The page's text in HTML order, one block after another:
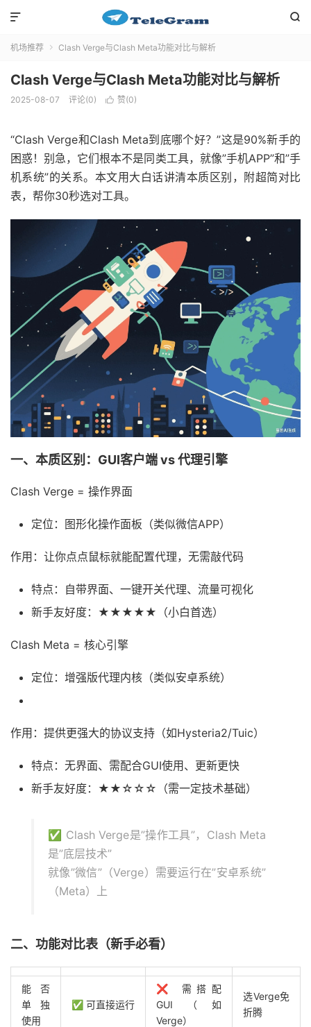


机场推荐  Clash Verge与Clash Meta功能对比与解析
Clash Verge与Clash Meta功能对比与解析
2025-08-07 评论(0)  赞(0)
“Clash Verge和Clash Meta到底哪个好？”这是90%新手的
困惑！别急，它们根本不是同类工具，就像”手机APP”和”手
机系统”的关系。本文用大白话讲清本质区别，附超简对比
表，帮你30秒选对工具。
一、本质区别：GUI客户端 vs 代理引擎
Clash Verge = 操作界面
定位：图形化操作面板（类似微信APP）
作用：让你点点鼠标就能配置代理，无需敲代码
特点：自带界面、一键开关代理、流量可视化
新手友好度：★★★★★（小白首选）
Clash Meta = 核心引擎
定位：增强版代理内核（类似安卓系统）
作用：提供更强大的协议支持（如Hysteria2/Tuic）
特点：无界面、需配合GUI使用、更新更快
新手友好度：★★☆☆☆（需一定技术基础）
✅ Clash Verge是”操作工具”，Clash Meta
是”底层技术”
就像”微信”（Verge）需要运行在”安卓系统”
（Meta）上
二、功能对比表（新手必看）
能否
单独
使用
✅ 可直接运行
❌ 需搭配
GUI（如
Verge）
选Verge免
折腾